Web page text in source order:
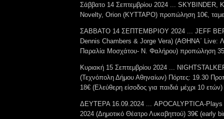
Σάββατο 14 Σεπτεμβρίου 2024 ... SKYBINDER,
Novelty, Orion (KYTΤΑΡΟ) προπώληση 10€,
ΣΑΒΒΑΤΟ 14 ΣΕΠΤΕΜΒΡΙΟΥ 2024 ... JEFF
Dennis Chambers & Jorge Vera) (ΑΘΗΝΑ΄ Live:
Παραλία Μοσχάτου- Ν. Φαλήρου) προπώληση
Κυριακή 15 Σεπτεμβρίου 2024 ...
(Τεχνόπολη Δήμου Αθηναίων) Πόρτες: 19.30
18€ (Ελεύθερη είσοδος για παιδιά μέχρι 10 ετών)
ΔΕΥΤΕΡΑ 16.09.2024 ... APOCALYPTICA-Plays
2024 (Δημοτικό Θέατρο Λυκαβηττού) 39€ (early